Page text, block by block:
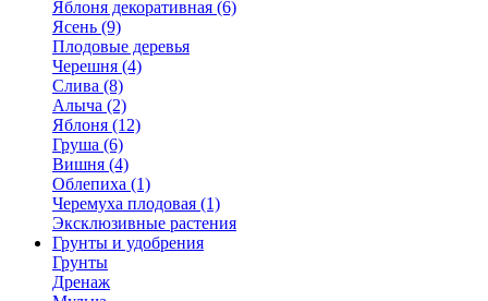
Яблоня декоративная (6)
Ясень (9)
Плодовые деревья
Черешня (4)
Слива (8)
Алыча (2)
Яблоня (12)
Груша (6)
Вишня (4)
Облепиха (1)
Черемуха плодовая (1)
Эксклюзивные растения
Грунты и удобрения
Грунты
Дренаж